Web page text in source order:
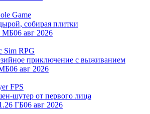
Game
собирая плитки
МБ06 авг 2026
Sim RPG
приключение с выживанием
06 авг 2026
FPS
шутер от первого лица
ГБ06 авг 2026